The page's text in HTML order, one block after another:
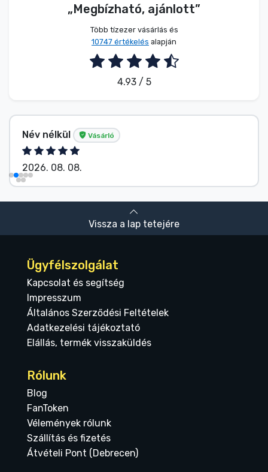
„Megbízható, ajánlott”
Több tízezer vásárlás és
10747 értékelés alapján
4.93 / 5
Név nélkül Vásárló
2026. 08. 08.
Vissza a lap tetejére
Ügyfélszolgálat
Kapcsolat és segítség
Impresszum
Általános Szerződési Feltételek
Adatkezelési tájékoztató
Elállás, termék visszaküldés
Rólunk
Blog
FanToken
Vélemények rólunk
Szállítás és fizetés
Átvételi Pont (Debrecen)